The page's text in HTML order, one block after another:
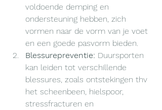
voldoende demping en
ondersteuning hebben, zich
vormen naar de vorm van je voet
en een goede pasvorm bieden.
Blessurepreventie: Duursporten
kan leiden tot verschillende
blessures, zoals ontstekingen thv
het scheenbeen, hielspoor,
stressfracturen en